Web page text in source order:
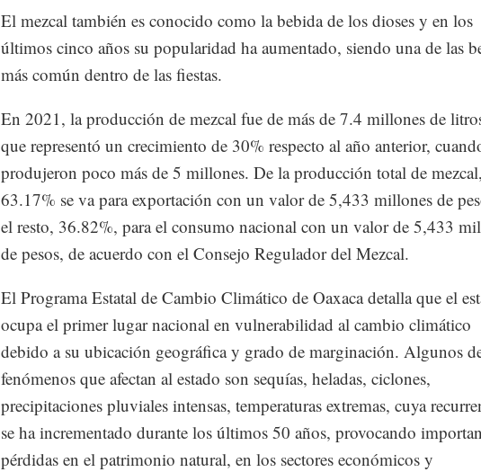
El mezcal también es conocido como la bebida de los dioses y en los
últimos cinco años su popularidad ha aumentado, siendo una de las
más común dentro de las fiestas.
En 2021, la producción de mezcal fue de más de 7.4 millones de
que representó un crecimiento de 30% respecto al año anterior,
produjeron poco más de 5 millones. De la producción total de
63.17% se va para exportación con un valor de 5,433 millones de
el resto, 36.82%, para el consumo nacional con un valor de 5,433
de pesos, de acuerdo con el Consejo Regulador del Mezcal.
El Programa Estatal de Cambio Climático de Oaxaca detalla que el
ocupa el primer lugar nacional en vulnerabilidad al cambio climático
debido a su ubicación geográfica y grado de marginación. Algunos
fenómenos que afectan al estado son sequías, heladas, ciclones,
precipitaciones pluviales intensas, temperaturas extremas, cuya
se ha incrementado durante los últimos 50 años, provocando
pérdidas en el patrimonio natural, en los sectores económicos y